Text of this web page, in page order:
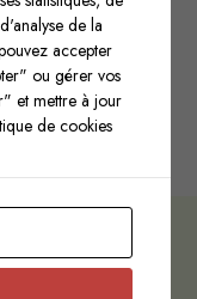
réduire
de la
accepter
ou gérer vos
et mettre à jour
de cookies